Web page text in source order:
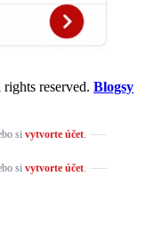
reserved. Blogsy
si vytvorte účet.